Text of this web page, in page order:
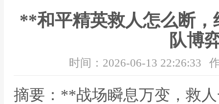
**和平精英救人怎么断
队博
时间：2026-06-13 22:26:33
摘要：**战场瞬息万变，救